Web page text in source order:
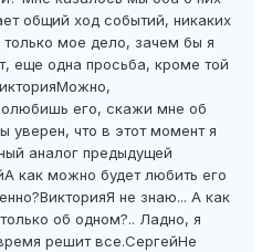
общий ход событий, никаких
только мое дело, зачем бы я
еще одна просьба, кроме той
Можно,
его, скажи мне об
уверен, что в этот момент я
аналог предыдущей
А как можно будет любить его
ВикторияЯ не знаю... А как
об одном?.. Ладно, я
решит все.СергейНе